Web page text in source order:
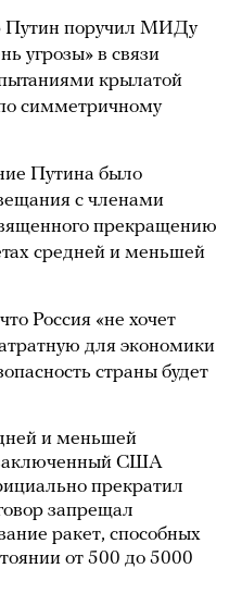
поручил МИДу
угрозы» в связи
крылатой
симметричному
Путина было
с членами
прекращению
средней и меньшей
Россия «не хочет
для экономики
страны будет
и меньшей
США
прекратил
запрещал
ракет, способных
от 500 до 5000